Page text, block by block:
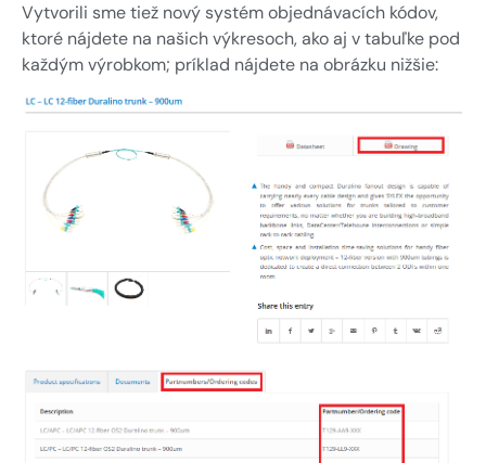
Snímače a Snímacie systémy
Vytvorili sme tiež nový systém objednávacích kódov,
ktoré nájdete na našich výkresoch, ako aj v tabuľke pod
každým výrobkom; príklad nájdete na obrázku nižšie: